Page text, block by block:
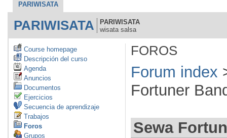
PARIWISATA
PARIWISATA
PARIWISATA
wisata salsa
Course homepage
Descripción del curso
Agenda
Anuncios
Documentos
Ejercicios
Secuencia de aprendizaje
Trabajos
Foros
Grupos
FOROS
Forum index
Fortuner
Sewa